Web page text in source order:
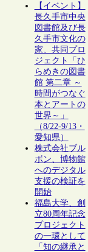
【イベント】
長久手市中央
図書館及び長
久手市文化の
家、共同プロ
ジェクト「ひ
らめきの図書
館 第二章 ～
時間がつなぐ
本とアートの
世界～」
（8/22-9/13・
愛知県）
株式会社ブル
ボン、博物館
へのデジタル
支援の検証を
開始
福島大学、創
立80周年記念
プロジェクト
の一環として
「知の継承と